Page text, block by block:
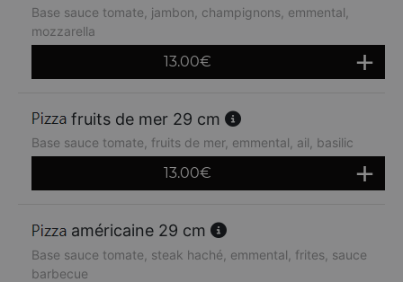
Base sauce tomate, jambon, champignons, emmental,
mozzarella
13.00€
fruits de mer 29 cm
Base sauce tomate, fruits de mer, emmental, ail, basilic
13.00€
américaine 29 cm
Base sauce tomate, steak haché, emmental, frites, sauce
barbecue